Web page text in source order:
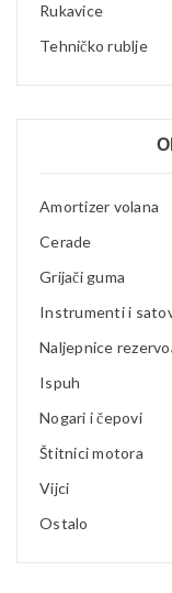
Rukavice
Tehničko rublje
Amortizer volana
Cerade
Grijači guma
Instrumenti i
Naljepnice
Ispuh
Nogari i čepovi
Štitnici motora
Vijci
Ostalo